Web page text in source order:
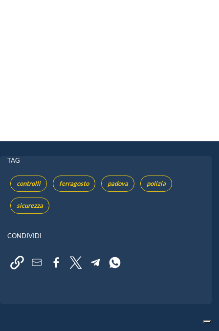
TAG
controlli ferragosto padova polizia
sicurezza
CONDIVIDI